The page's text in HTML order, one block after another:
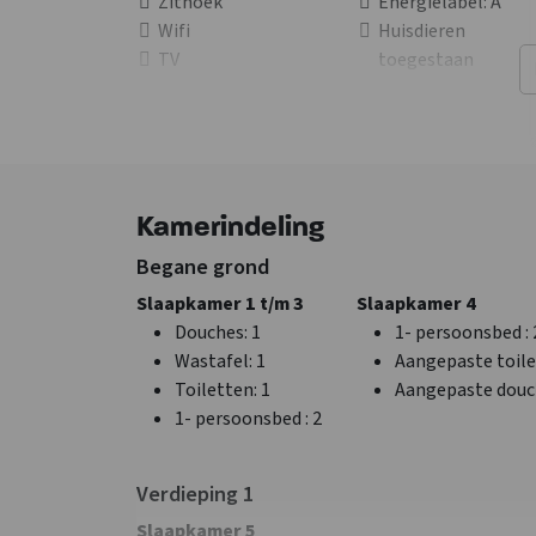
Wifi
TV
Huisdieren
toegestaan
Bedden: 12
Slaapkamers: 5
aanbetaling
Kamerindeling
Begane grond
Slaapkamer 1 t/m 3
Douches: 1
Wastafel: 1
Toiletten: 1
1- persoonsbed : 2
Slaapkamer 4
1- persoonsbed :
Aangepaste
Aangepaste
Verdieping 1